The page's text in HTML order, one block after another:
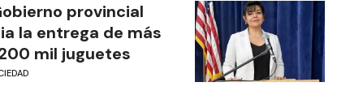
provincial
la entrega de más
mil juguetes